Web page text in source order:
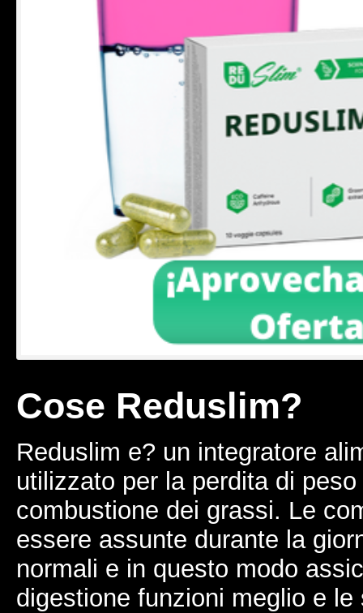
Cose Reduslim?
Reduslim e? un integratore
utilizzato per la perdita di
combustione dei grassi. Le
essere assunte durante la
normali e in questo modo
digestione funzioni meglio e